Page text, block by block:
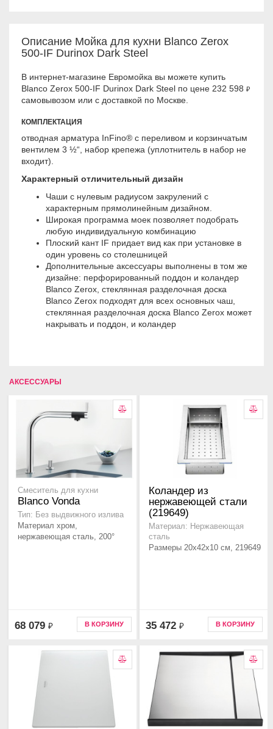
Описание Мойка для кухни Blanco Zerox
500-IF Durinox Dark Steel
В интернет-магазине Евромойка вы можете купить
Blanco Zerox 500-IF Durinox Dark Steel по цене 232 598 ₽
самовывозом или с доставкой по Москве.
КОМПЛЕКТАЦИЯ
отводная арматура InFino® с переливом и корзинчатым
вентилем 3 ½“, набор крепежа (уплотнитель в набор не
входит).
Характерный отличительный дизайн
Чаши с нулевым радиусом закрулений с
характерным прямолинейным дизайном.
Широкая программа моек позволяет подобрать
любую индивидуальную комбинацию
Плоский кант IF придает вид как при установке в
один уровень со столешницей
Дополнительные аксессуары выполнены в том же
дизайне: перфорированный поддон и коландер
Blanco Zerox, стеклянная разделочная доска
Blanco Zerox подходят для всех основных чаш,
стеклянная разделочная доска Blanco Zerox может
накрывать и поддон, и коландер
АКСЕССУАРЫ
Смеситель для кухни
Blanco Vonda
Тип: Без выдвижного излива
Материал хром,
нержавеющая сталь, 200°
68 079 ₽ В КОРЗИНУ
Коландер из
нержавеющей стали
(219649)
Материал: Нержавеющая
сталь
Размеры 20x42x10 см, 219649
35 472 ₽ В КОРЗИНУ